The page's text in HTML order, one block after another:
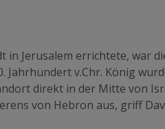
in Jerusalem errichtete, war
Jahrhundert v.Chr. König
direkt in der Mitte von
von Hebron aus, griff